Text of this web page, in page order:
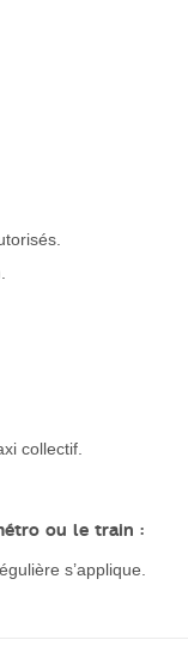
collectif.
ou le train :
s’applique.